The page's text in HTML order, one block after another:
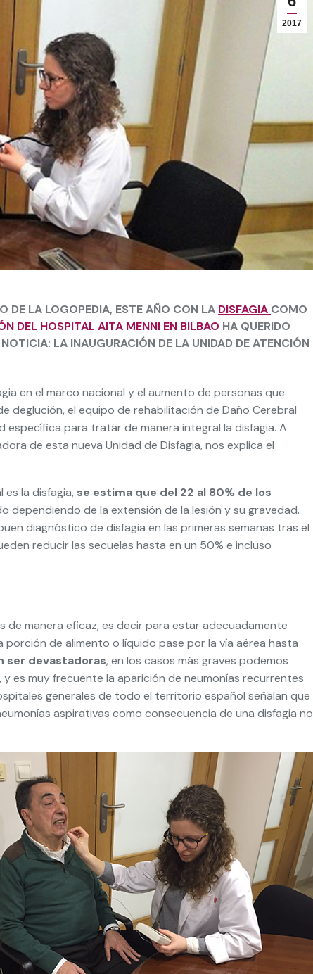
2017
DE LA LOGOPEDIA, ESTE AÑO CON LA DISFAGIA COMO
DEL HOSPITAL AITA MENNI EN BILBAO HA QUERIDO
NOTICIA: LA INAUGURACIÓN DE LA UNIDAD DE ATENCIÓN
en el marco nacional y el aumento de personas que
deglución, el equipo de rehabilitación de Daño Cerebral
específica para tratar de manera integral la disfagia. A
de esta nueva Unidad de Disfagia, nos explica el
la disfagia, se estima que del 22 al 80% de los
dependiendo de la extensión de la lesión y su gravedad.
diagnóstico de disfagia en las primeras semanas tras el
reducir las secuelas hasta en un 50% e incluso
manera eficaz, es decir para estar adecuadamente
de alimento o líquido pase por la vía aérea hasta
ser devastadoras, en los casos más graves podemos
es muy frecuente la aparición de neumonías recurrentes
generales de todo el territorio español señalan que
aspirativas como consecuencia de una disfagia no